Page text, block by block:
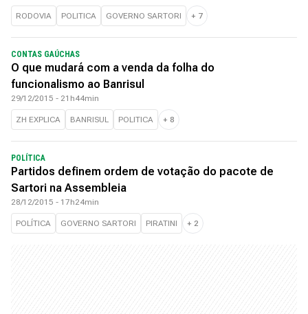
RODOVIA POLITICA GOVERNO SARTORI + 7
CONTAS GAÚCHAS
O que mudará com a venda da folha do
funcionalismo ao Banrisul
29/12/2015 - 21h44min
ZH EXPLICA BANRISUL POLITICA + 8
POLÍTICA
Partidos definem ordem de votação do pacote de
Sartori na Assembleia
28/12/2015 - 17h24min
POLÍTICA GOVERNO SARTORI PIRATINI + 2